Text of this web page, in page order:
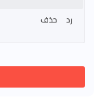
رد
حذف